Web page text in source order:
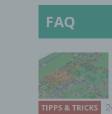
FAQ
TIPPS & TRICKS